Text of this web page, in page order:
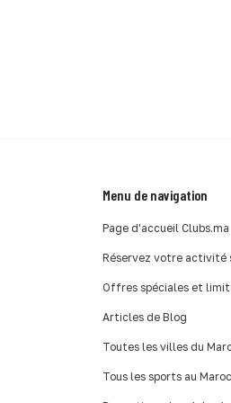
Menu de navigation
Page d'accueil Clubs.ma
Réservez votre activité
Offres spéciales et
Articles de Blog
Toutes les villes du
Tous les sports au Maroc